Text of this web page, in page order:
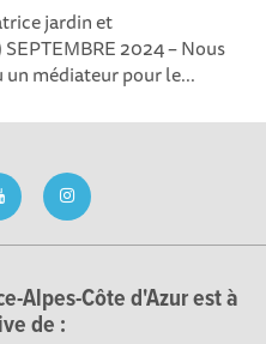
jardin et
2024 – Nous
médiateur pour le...
Alpes-Côte d'Azur est à
de :